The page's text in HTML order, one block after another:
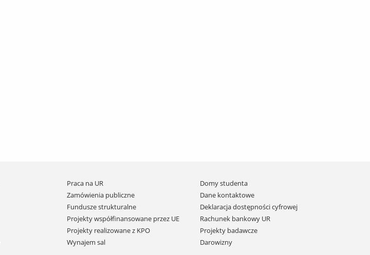
Praca na UR
Zamówienia publiczne
Fundusze strukturalne
Projekty współfinansowane przez UE
Projekty realizowane z KPO
Wynajem sal
Domy studenta
Dane kontaktowe
Deklaracja dostępności cyfrowej
Rachunek bankowy UR
Projekty badawcze
Darowizny